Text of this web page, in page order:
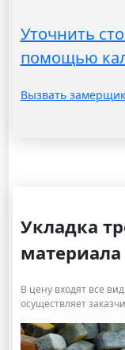
Уточнить
помощью
Вызвать
Укладка
материала
В цену входят все
осуществляет